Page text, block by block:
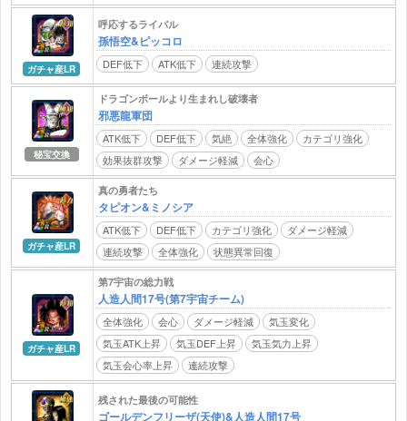
ガチャ産LR
呼応するライバル
孫悟空&ピッコロ
DEF低下 ATK低下 連続攻撃
秘宝交換
ドラゴンボールより生まれし破壊者
邪悪龍軍団
ATK低下 DEF低下 気絶 全体強化
カテゴリ強化
効果抜群攻撃
ダメージ軽減 会心
ガチャ産LR
真の勇者たち
タピオン&ミノシア
ATK低下 DEF低下 カテゴリ強化
ダメージ軽減
連続攻撃
全体強化 状態異常回復
ガチャ産LR
第7宇宙の総力戦
人造人間17号(第7宇宙チーム)
全体強化 会心 ダメージ軽減
気玉変化
気玉ATK上昇
気玉DEF上昇
気玉気力上昇
気玉会心率上昇
連続攻撃
残された最後の可能性
ゴールデンフリーザ(天使)&人造人間17号